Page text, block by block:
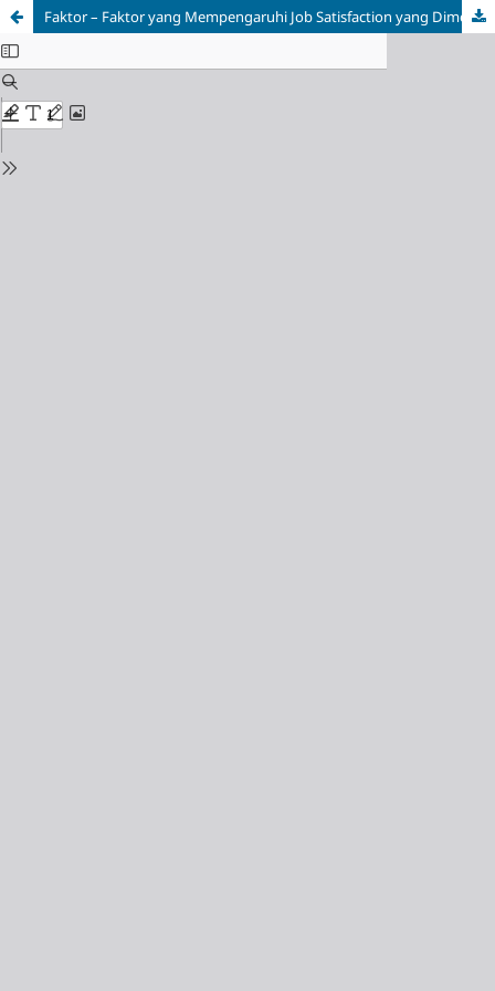
Faktor – Faktor yang Mempengaruhi Job Satisfaction yang Dimediasi Burnout pada Karyawan Kontraktor Tambang Batu Bara